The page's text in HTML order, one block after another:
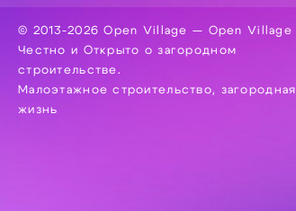
© 2013-2026 Open Village — Open Village
Честно и Открыто о загородном
строительстве.
Малоэтажное строительство, загородная
жизнь